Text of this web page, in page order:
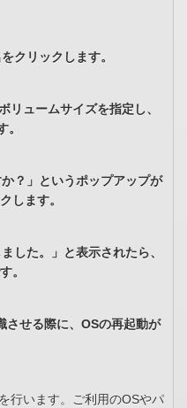
クリックします。
ュームサイズを指定し、
？」というポップアップが
します。
した。」と表示されたら、
。
させる際に、OSの再起動が
行います。ご利用のOSやパ